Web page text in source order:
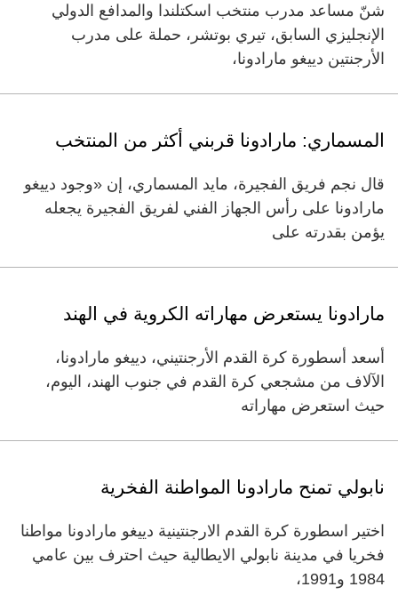
شنّ مساعد مدرب منتخب اسكتلندا والمدافع الدولي
الإنجليزي السابق، تيري بوتشر، حملة على مدرب
الأرجنتين دييغو مارادونا،
المسماري: مارادونا قربني أكثر من المنتخب
قال نجم فريق الفجيرة، مايد المسماري، إن «وجود دييغو
مارادونا على رأس الجهاز الفني لفريق الفجيرة يجعله
يؤمن بقدرته على
مارادونا يستعرض مهاراته الكروية في الهند
أسعد أسطورة كرة القدم الأرجنتيني، دييغو مارادونا،
الآلاف من مشجعي كرة القدم في جنوب الهند، اليوم،
حيث استعرض مهاراته
نابولي تمنح مارادونا المواطنة الفخرية
اختير اسطورة كرة القدم الارجنتينية دييغو مارادونا مواطنا
فخريا في مدينة نابولي الايطالية حيث احترف بين عامي
1984 و1991،